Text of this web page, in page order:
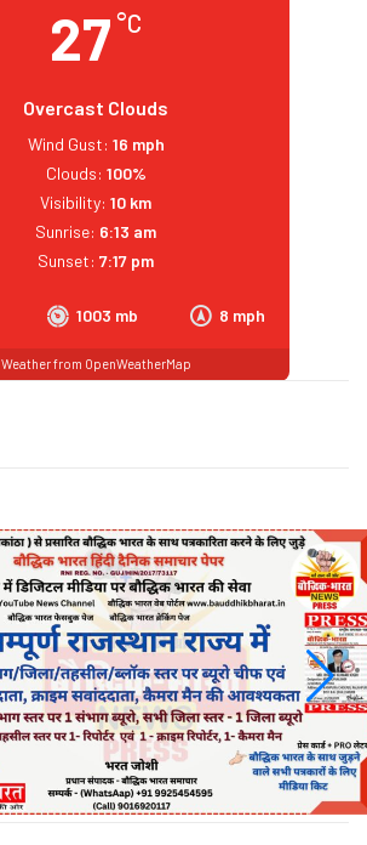
27 °C
Overcast Clouds
1003 mb 8 mph
Wind Gust: 16 mph
Clouds: 100%
Visibility: 10 km
Sunrise: 6:13 am
Sunset: 7:17 pm
Weather from OpenWeatherMap